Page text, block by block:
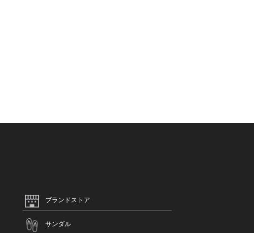
ブランドストア
サンダル